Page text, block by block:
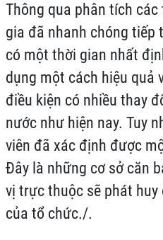
Thông qua phân tích
gia đã nhanh chóng tiếp
có một thời gian nhất
dụng một cách hiệu quả
điều kiện có nhiều thay
nước như hiện nay. Tuy
viên đã xác định được
Đây là những cơ sở căn
vị trực thuộc sẽ phát
của tổ chức./.